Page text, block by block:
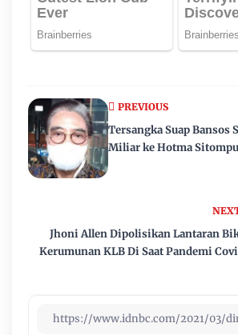
Jhoni Allen Dipolisikan Lantaran
Kerumunan KLB Di Saat Pandemi
PREVIOUS
Tersangka Suap Bansos
Miliar ke Hotma